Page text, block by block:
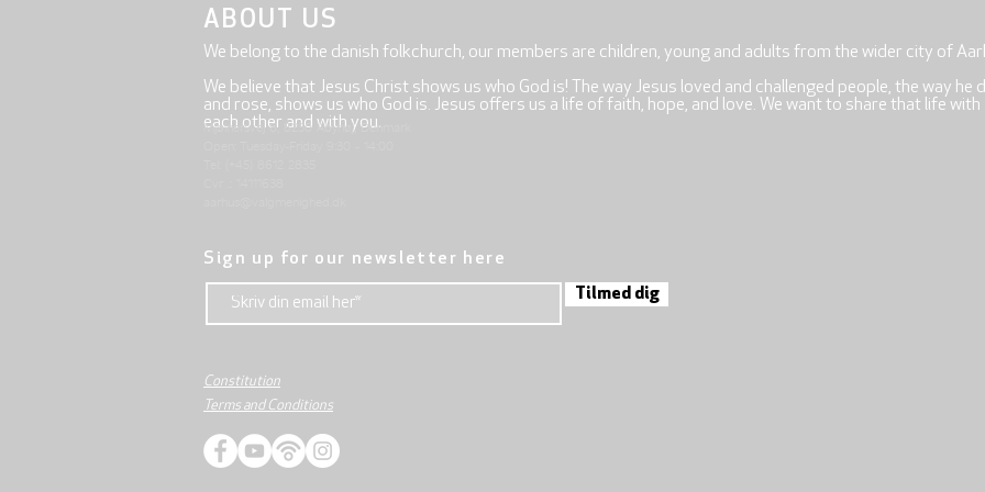
ABOUT US
We belong to the danish folkchurch, our members are children, young and adults from the wider city of
We believe that Jesus Christ shows us who God is! The way Jesus loved and challenged people, the way he
and rose, shows us who God is. Jesus offers us a life of faith, hope, and love. We want to share that life with
each other and with you.
Mjølnersvej 6, 8230 Åbyhøj, Denmark
Sign up for our newsletter here
Tilmed dig
Constitution
Terms and Conditions